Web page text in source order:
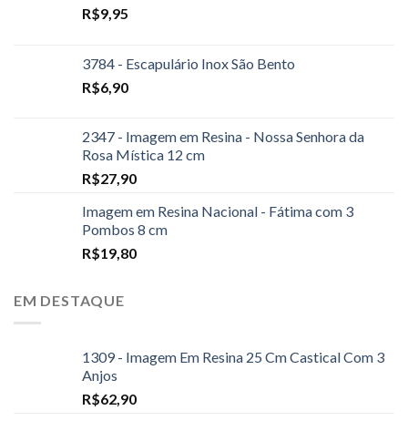
R$9,95
3784 - Escapulário Inox São Bento
R$6,90
2347 - Imagem em Resina - Nossa Senhora da
Rosa Mística 12 cm
R$27,90
Imagem em Resina Nacional - Fátima com 3
Pombos 8 cm
R$19,80
EM DESTAQUE
1309 - Imagem Em Resina 25 Cm Castical Com 3
Anjos
R$62,90